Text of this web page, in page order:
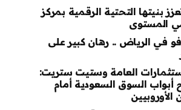
بنيتها التحتية الرقمية بمركز
المستوى
في الرياض .. رهان كبير على
العامة وستيت ستريت:
أبواب السوق السعودية أمام
الأوروبيين